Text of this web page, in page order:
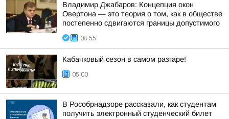
Владимир Джабаров: Концепция окон
Овертона — это теория о том, как в обществе
постепенно сдвигаются границы допустимого
08:55
Кабачковый сезон в самом разгаре!
05:00
В Рособрнадзоре рассказали, как студентам
получить электронный студенческий билет